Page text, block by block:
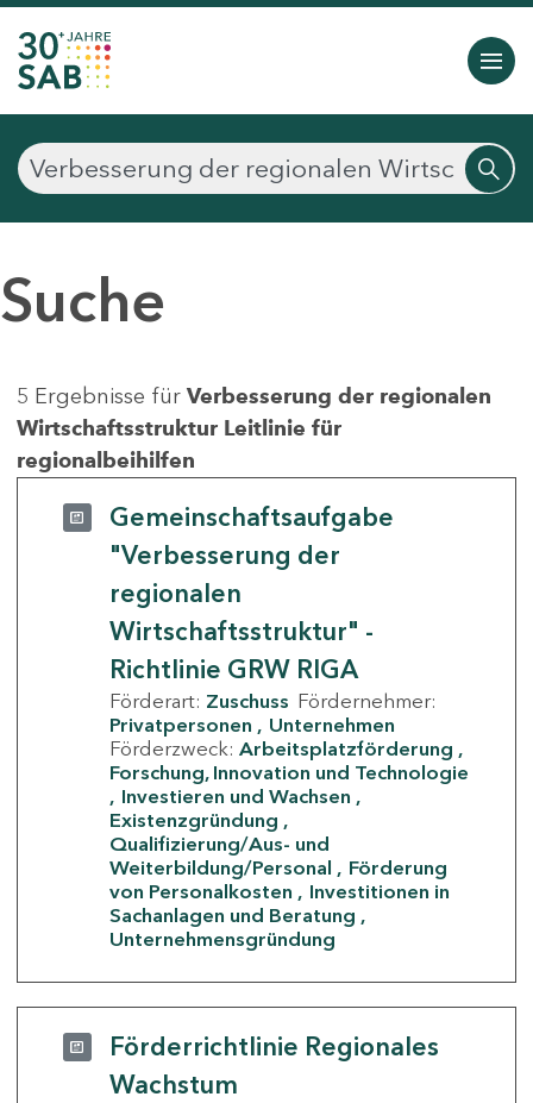
Suche
5 Ergebnisse für Verbesserung der regionalen
Wirtschaftsstruktur Leitlinie für
regionalbeihilfen
Gemeinschaftsaufgabe
"Verbesserung der
regionalen
Wirtschaftsstruktur" -
Richtlinie GRW RIGA
Förderart: Zuschuss Fördernehmer:
Privatpersonen
Unternehmen
Förderzweck: Arbeitsplatzförderung
Forschung, Innovation und Technologie
Investieren und Wachsen
Existenzgründung
Qualifizierung/Aus- und
Weiterbildung/Personal
Förderung
von Personalkosten
Investitionen in
Sachanlagen und Beratung
Unternehmensgründung
Förderrichtlinie Regionales
Wachstum